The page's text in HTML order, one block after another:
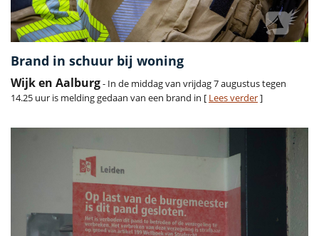
Brand in schuur bij woning
Wijk en Aalburg- In de middag van vrijdag 7 augustus tegen
14.25 uur is melding gedaan van een brand in [ Lees verder]